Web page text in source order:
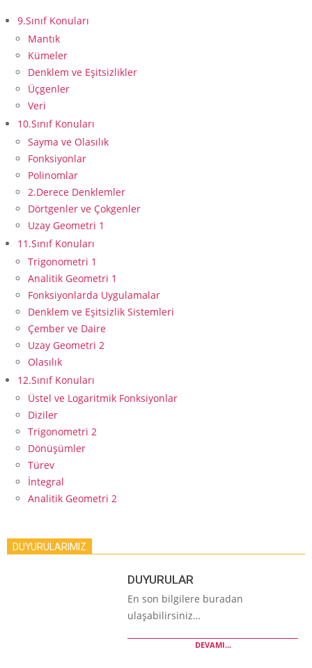
9.Sınıf Konuları
Mantık
Kümeler
Denklem ve Eşitsizlikler
Üçgenler
Veri
10.Sınıf Konuları
Sayma ve Olasılık
Fonksiyonlar
Polinomlar
2.Derece Denklemler
Dörtgenler ve Çokgenler
Uzay Geometri 1
11.Sınıf Konuları
Trigonometri 1
Analitik Geometri 1
Fonksiyonlarda Uygulamalar
Denklem ve Eşitsizlik Sistemleri
Çember ve Daire
Uzay Geometri 2
Olasılık
12.Sınıf Konuları
Üstel ve Logaritmik Fonksiyonlar
Diziler
Trigonometri 2
Dönüşümler
Türev
İntegral
Analitik Geometri 2
DUYURULARIMIZ
DUYURULAR
En son bilgilere buradan
ulaşabilirsiniz…
DEVAMI...